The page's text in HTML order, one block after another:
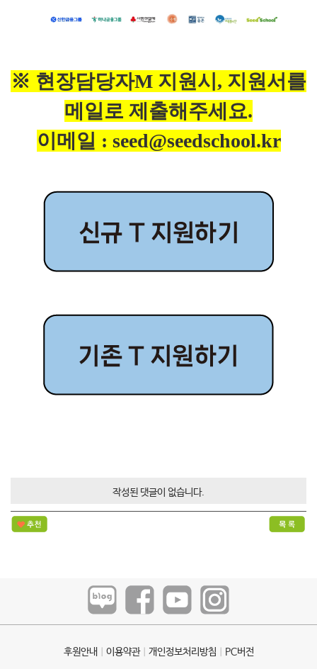
※ 현장담당자M 지원시, 지원서를
메일로 제출해주세요.
이메일 : seed@seedschool.kr
작성된 댓글이 없습니다.
후원안내 이용약관ㅣ 개인정보처리방침 PC버전